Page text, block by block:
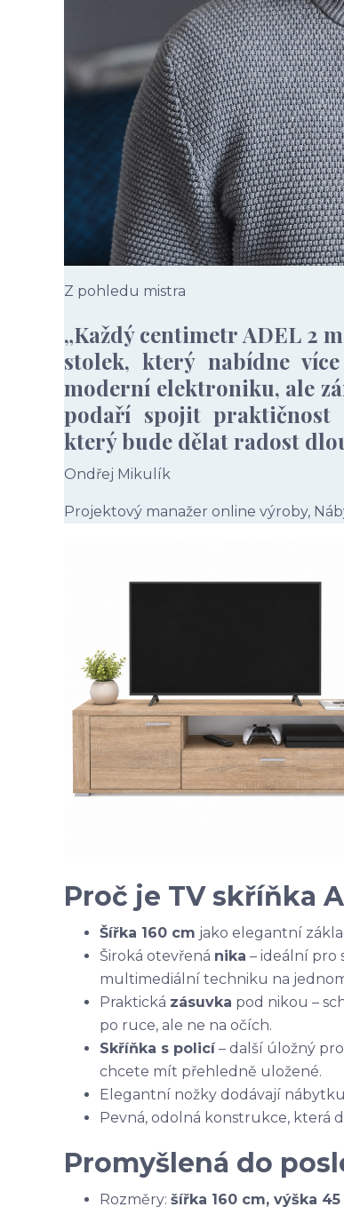
Z pohledu mistra
„Každý centimetr ADEL 2
stolek, který nabídne
moderní elektroniku, ale
podaří spojit praktičnost
který bude dělat radost
Ondřej Mikulík
Projektový manažer online výroby,
Proč je TV skříňka
Šířka 160 cm jako elegantní
Široká otevřená nika – ideální pro
multimediální techniku na
Praktická zásuvka pod nikou –
po ruce, ale ne na očích.
Skříňka s policí– další úložný
chcete mít přehledně uložené.
Elegantní nožky dodávají
Pevná, odolná konstrukce, která
Promyšlená do
Rozměry: šířka 160 cm, výška